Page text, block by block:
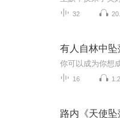
32
有人自林中
你可以成为你想
16
路内《天使坠